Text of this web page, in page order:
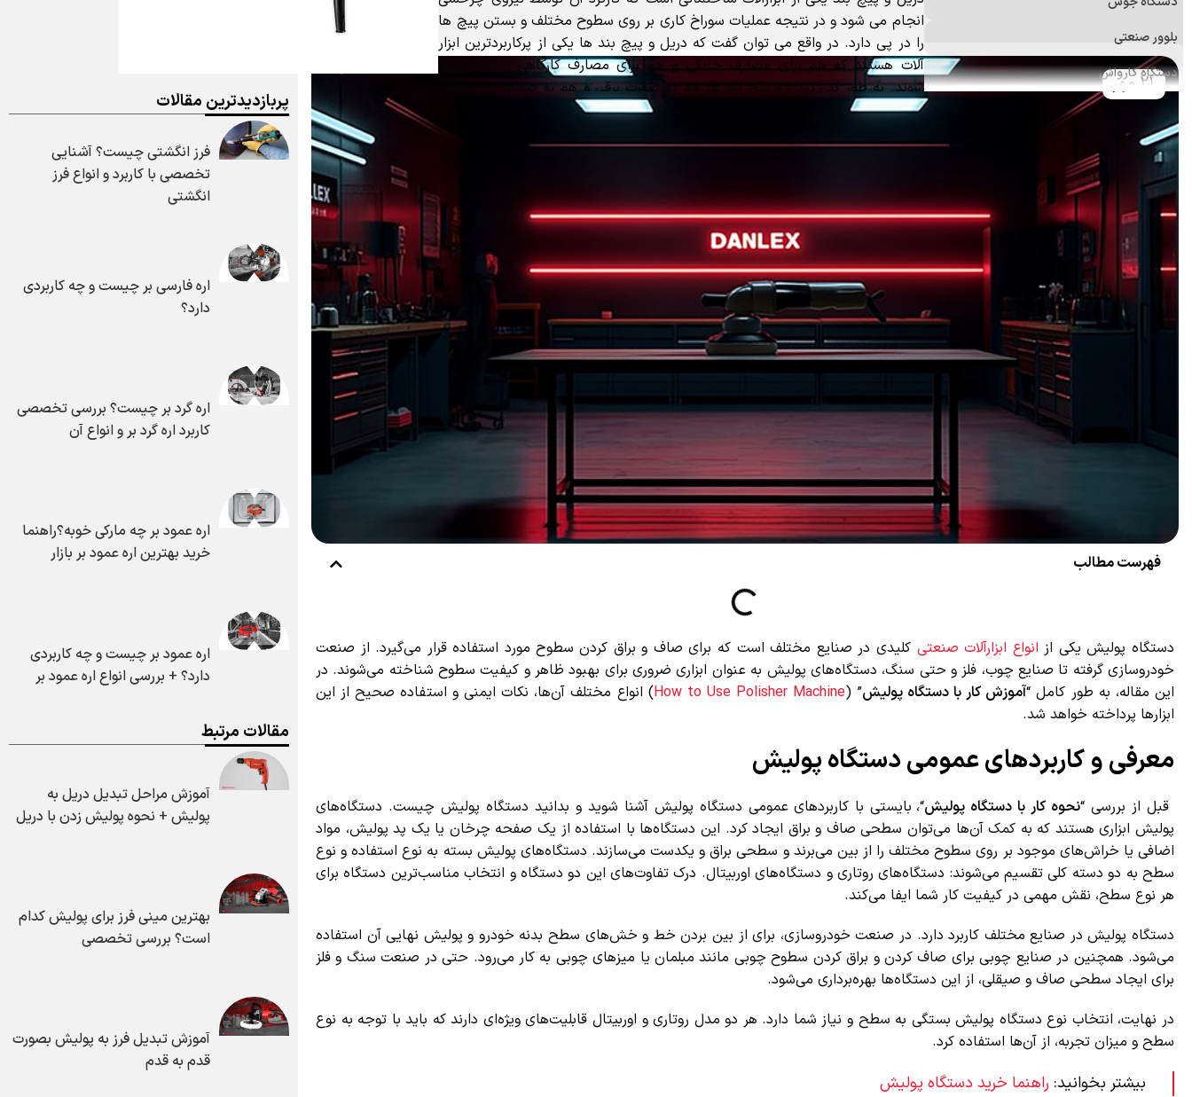
بلوور صنعتی
دستگاه کارواش
دستگاه پولیش
علف زن
اره برقی (زنجیری)
منگنه کوب و میخکوب
ابزارآلات اندازه‌گیری
ابزار و تجهیزات ایمنی
انجام می شود و در نتیجه عملیات سوراخ کاری بر روی سطوح مختلف و بستن پیچ ها
را در پی دارد. در واقع می توان گفت که دریل و پیچ بند ها یکی از پرکاربردترین ابزار
آلات هستند که هم برای مصارف خانگی و هم برای مصارف کارگاهی استفاده می
شوند. به طور کلی دریل و پیچ بند ها هم به صورت برقی و هم به صورت شارژی می
باشند.
فهرست مطالب
دستگاه پولیش یکی ازانواع ابزارآلات صنعتیکلیدی در صنایع مختلف است که برای صاف و براق کردن سطوح مورد استفاده قرار می‌گیرد. از صنعت
خودروسازی گرفته تا صنایع چوب، فلز و حتی سنگ، دستگاه‌های پولیش به عنوان ابزاری ضروری برای بهبود ظاهر و کیفیت سطوح شناخته می‌شوند. در
این مقاله، به طور کامل “ آموزش کار با دستگاه پولیش” (
How to Use Polisher Machine) انواع مختلف آن‌ها، نکات ایمنی و استفاده صحیح از این
ابزارها پرداخته خواهد شد.
معرفی و کاربردهای عمومی دستگاه پولیش
قبل از بررسی “ نحوه کار با دستگاه پولیش“، بایستی با کاربردهای عمومی دستگاه پولیش آشنا شوید و بدانید دستگاه پولیش چیست. دستگاه‌های
پولیش ابزاری هستند که به کمک آن‌ها می‌توان سطحی صاف و براق ایجاد کرد. این دستگاه‌ها با استفاده از یک صفحه چرخان یا یک پد پولیش، مواد
اضافی یا خراش‌های موجود بر روی سطوح مختلف را از بین می‌برند و سطحی براق و یکدست می‌سازند. دستگاه‌های پولیش بسته به نوع استفاده و نوع
سطح به دو دسته کلی تقسیم می‌شوند: دستگاه‌های روتاری و دستگاه‌های اوربیتال. درک تفاوت‌های این دو دستگاه و انتخاب مناسب‌ترین دستگاه برای
هر نوع سطح، نقش مهمی در کیفیت کار شما ایفا می‌کند.
دستگاه پولیش در صنایع مختلف کاربرد دارد. در صنعت خودروسازی، برای از بین بردن خط و خش‌های سطح بدنه خودرو و پولیش نهایی آن استفاده
می‌شود. همچنین در صنایع چوبی برای صاف کردن و براق کردن سطوح چوبی مانند مبلمان یا میزهای چوبی به کار می‌رود. حتی در صنعت سنگ و فلز
برای ایجاد سطحی صاف و صیقلی، از این دستگاه‌ها بهره‌برداری می‌شود.
در نهایت، انتخاب نوع دستگاه پولیش بستگی به سطح و نیاز شما دارد. هر دو مدل روتاری و اوربیتال قابلیت‌های ویژه‌ای دارند که باید با توجه به نوع
سطح و میزان تجربه، از آن‌ها استفاده کرد.
بیشتر بخوانید:راهنما خرید دستگاه پولیش
21 مهر
پربازدیدترین مقالات
فرز انگشتی چیست؟ آشنایی
تخصصی با کاربرد و انواع فرز
انگشتی
اره فارسی بر چیست و چه کاربردی
دارد؟
اره گرد بر چیست؟ بررسی تخصصی
کاربرد اره گرد بر و انواع آن
اره عمود بر چه مارکی خوبه؟راهنما
خرید بهترین اره عمود بر بازار
اره عمود بر چیست و چه کاربردی
دارد؟ + بررسی انواع اره عمود بر
مقالات مرتبط
آموزش مراحل تبدیل دریل به
پولیش + نحوه پولیش زدن با دریل
بهترین مینی فرز برای پولیش کدام
است؟ بررسی تخصصی
آموزش تبدیل فرز به پولیش بصورت
قدم به قدم